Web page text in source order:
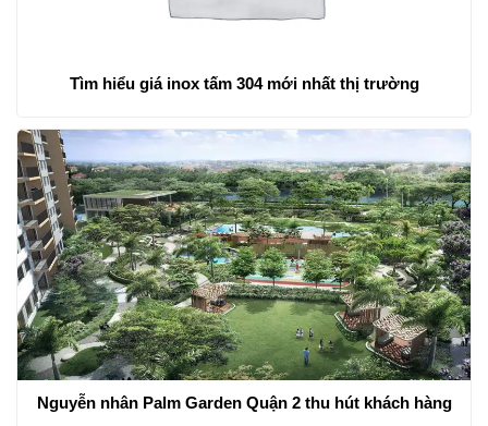
Tìm hiểu giá inox tấm 304 mới nhất thị trường
Nguyễn nhân Palm Garden Quận 2 thu hút khách hàng